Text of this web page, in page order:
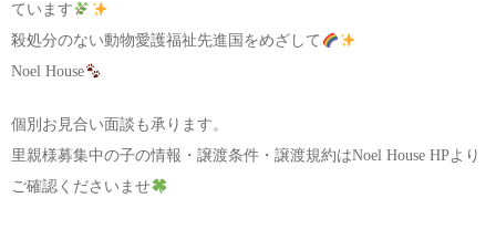
ています
殺処分のない動物愛護福祉先進国をめざして
Noel House
個別お見合い面談も承ります。
里親様募集中の子の情報・譲渡条件・譲渡規約はNoel House HPより
ご確認くださいませ